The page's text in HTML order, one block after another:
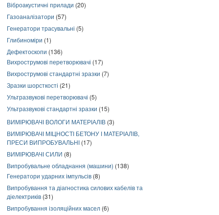
Віброакустичні прилади (20)
Газоаналізатори (57)
Генератори трасувальні (5)
Глибиноміри (1)
Дефектоскопи (136)
Вихрострумові перетворювачі (17)
Вихрострумові стандартні зразки (7)
Зразки шорсткості (21)
Ультразвукові перетворювачі (5)
Ультразвукові стандартні зразки (15)
ВИМІРЮВАЧІ ВОЛОГИ МАТЕРІАЛІВ (3)
ВИМІРЮВАЧІ МІЦНОСТІ БЕТОНУ І МАТЕРІАЛІВ,
ПРЕСИ ВИПРОБУВАЛЬНІ (17)
ВИМІРЮВАЧІ СИЛИ (8)
Випробувальне обладнання (машини) (138)
Генератори ударних імпульсів (8)
Випробування та діагностика силових кабелів та
діелектриків (31)
Випробування ізоляційних масел (6)